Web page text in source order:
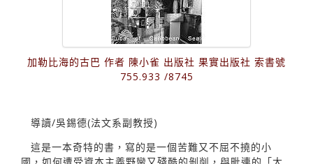
加勒比海的古巴 作者 陳小雀 出版社 果實出版社 索書號
755.933 /8745
導讀/吳錫德(法文系副教授)
這是一本奇特的書，寫的是一個苦難又不屈不撓的小